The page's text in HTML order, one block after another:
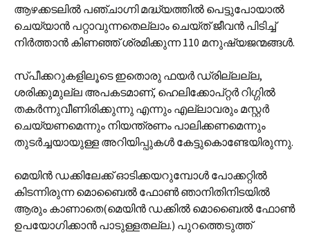
ആഴക്കടലില്‍ പഞ്ചാഗ്നി മദ്ധ്യത്തില്‍ പെട്ടുപോയാല്‍
ചെയ്യാന്‍ പറ്റാ‍വുന്നതെല്ലാം ചെയ്ത് ജീവന്‍ പിടിച്ച്
നിര്‍ത്താന്‍ കിണഞ്ഞ് ശ്രമിക്കുന്ന 110 മനുഷ്യജന്മങ്ങള്‍.
സ്പീക്കറുകളിലൂടെ ഇതൊരു ഫയര്‍ ഡ്രില്ലല്ല,
ശരിക്കുമുല്ല അപകടമാണ്, ഹെലിക്കോപ്റ്റര്‍ റിഗ്ഗില്‍
തകര്‍ന്നുവീണിരിക്കുന്നു എന്നും എല്ലാവരും മസ്റ്റര്‍
ചെയ്യണമെന്നും നിയന്ത്രണം പാലിക്കണമെന്നും
തുടര്‍ച്ചയായുള്ള അറിയിപ്പുകള്‍ കേട്ടുകൊണ്ടേയിരുന്നു.
മെയിന്‍ ഡക്കിലേക്ക് ഓടിക്കയറുമ്പോള്‍ പോക്കറ്റില്‍
കിടന്നിരുന്ന മൊബൈല്‍ ഫോണ്‍ ഞാനിതിനിടയില്‍
ആരും കാണാതെ(മെയിന്‍ ഡക്കില്‍ മൊബൈല്‍ ഫോണ്‍
ഉപയോഗിക്കാന്‍ പാടുള്ളതല്ല.) പുറത്തെടുത്ത്